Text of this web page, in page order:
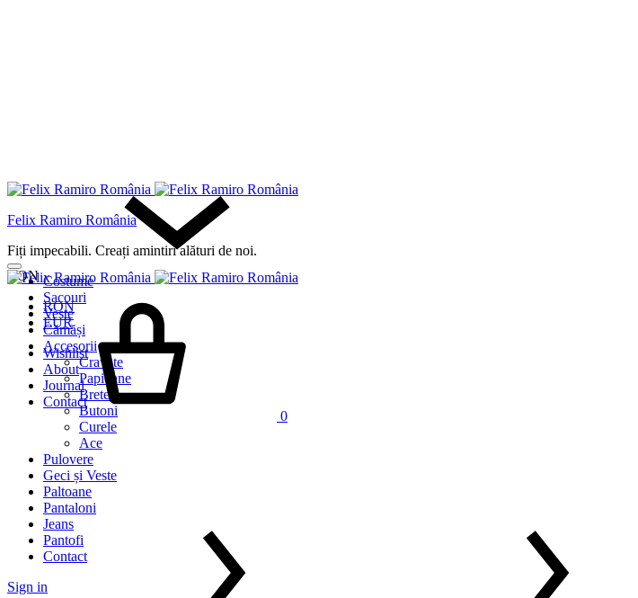
RON
RON
EUR
Wishlist
About
Journal
Contact
Felix Ramiro România
Fiți impecabili. Creați amintiri alături de noi.
Costume
Sacouri
Veste
Cămăși
Accesorii
Cravate
Papioane
Bretele
Butoni
Curele
Ace
Pulovere
Geci și Veste
Paltoane
Pantaloni
Jeans
Pantofi
Contact
Sign in
0